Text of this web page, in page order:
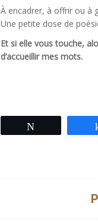
À encadrer, à offrir ou à
Une petite dose de
Et si elle vous touche,
d’accueillir mes mots.